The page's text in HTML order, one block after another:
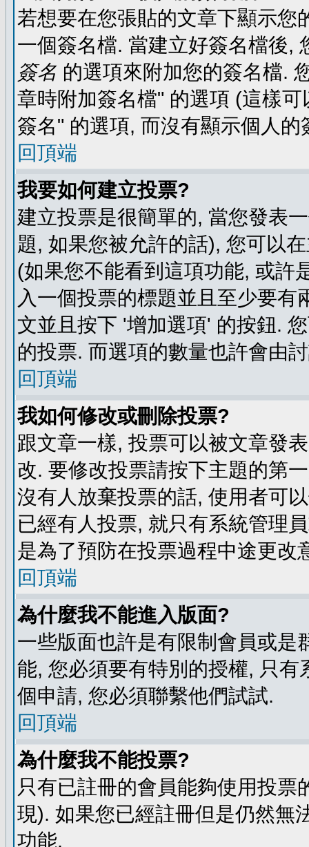
若想要在您張貼的文章下顯示您
一個簽名檔. 當建立好簽名檔後,
簽名 的選項來附加您的簽名檔.
章時附加簽名檔" 的選項 (這樣
簽名" 的選項, 而沒有顯示個人的
回頂端
我要如何建立投票?
建立投票是很簡單的, 當您發表
題, 如果您被允許的話), 您可以
(如果您不能看到這項功能, 或許
入一個投票的標題並且至少要
文並且按下 '增加選項' 的按鈕.
的投票. 而選項的數量也許會由
回頂端
我如何修改或刪除投票?
跟文章一樣, 投票可以被文章發
改. 要修改投票請按下主題的第
沒有人放棄投票的話, 使用者可
已經有人投票, 就只有系統管理
是為了預防在投票過程中途更改
回頂端
為什麼我不能進入版面?
一些版面也許是有限制會員或是
能, 您必須要有特別的授權, 只
個申請, 您必須聯繫他們試試.
回頂端
為什麼我不能投票?
只有已註冊的會員能夠使用投
現). 如果您已經註冊但是仍然無
功能.